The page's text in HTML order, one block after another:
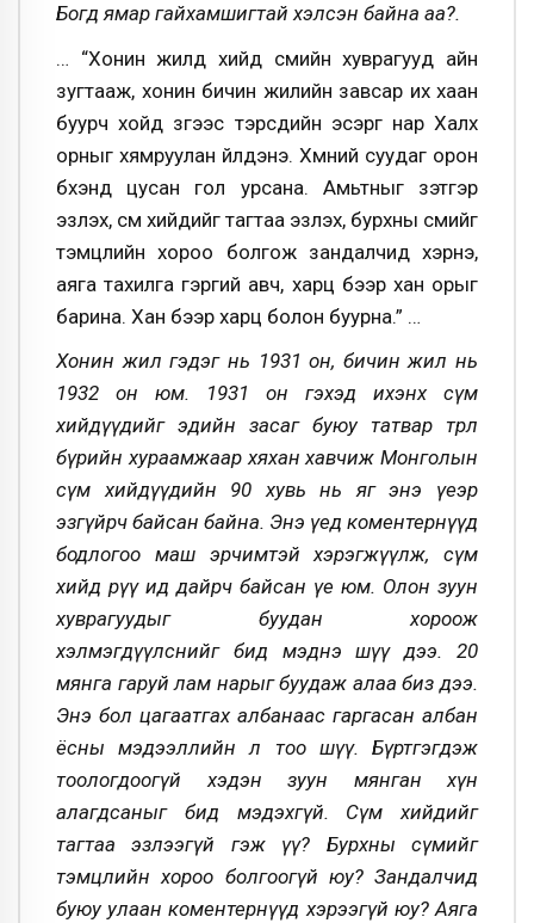
Богд ямар гайхамшигтай хэлсэн байна аа?.
… “Хонин жилд хийд сүмийн хуврагууд айн
зугтааж, хонин бичин жилийн завсар их хаан
буурч хойд зүгээс тэрсүүдийн эсэргүү нар Халх
орныг хямруулан үйлдэнэ. Хүмүүний суудаг орон
бүхэнд цусан гол урсана. Амьтныг зэтгэр
эзлэх, сүм хийдийг тагтаа эзлэх, бурхны сүмийг
тэмцлийн хороо болгож зандалчид хэрнэ,
аяга тахилга гэргий авч, харц бээр хан орыг
барина. Хан бээр харц болон буурна.” …
Хонин жил гэдэг нь 1931 он, бичин жил нь
1932 он юм. 1931 он гэхэд ихэнх сүм
хийдүүдийг эдийн засаг буюу татвар төрөл
бүрийн хураамжаар хяхан хавчиж Монголын
сүм хийдүүдийн 90 хувь нь яг энэ үеэр
эзгүйрч байсан байна. Энэ үед коментернүүд
бодлогоо маш эрчимтэй хэрэгжүүлж, сүм
хийд рүү ид дайрч байсан үе юм. Олон зуун
хуврагуудыг буудан хороож
хэлмэгдүүлснийг бид мэднэ шүү дээ. 20
мянга гаруй лам нарыг буудаж алаа биз дээ.
Энэ бол цагаатгах албанаас гаргасан албан
ёсны мэдээллийн л тоо шүү. Бүртгэгдэж
тоологдоогүй хэдэн зуун мянган хүн
алагдсаныг бид мэдэхгүй. Сүм хийдийг
тагтаа эзлээгүй гэж үү? Бурхны сүмийг
тэмцлийн хороо болгоогүй юу? Зандалчид
буюу улаан коментернүүд хэрээгүй юу? Аяга